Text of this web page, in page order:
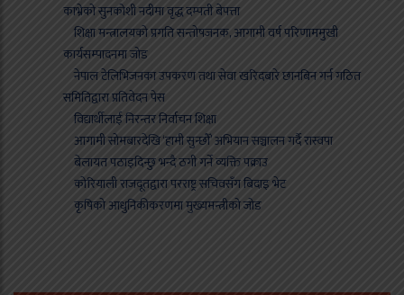
काभ्रेको सुनकोशी नदीमा वृद्ध दम्पती बेपत्ता
शिक्षा मन्त्रालयको प्रगति सन्तोषजनक, आगामी वर्ष परिणाममुखी
कार्यसम्पादनमा जोड
नेपाल टेलिभिजनका उपकरण तथा सेवा खरिदबारे छानबिन गर्न गठित
समितिद्वारा प्रतिवेदन पेस
विद्यार्थीलाई निरन्तर निर्वाचन शिक्षा
आगामी सोमबारदेखि ‘हामी सुन्छौँ’ अभियान सञ्चालन गर्दै रास्वपा
बेलायत पठाइदिन्छु भन्दै ठगी गर्ने व्यक्ति पक्राउ
कोरियाली राजदूतद्वारा परराष्ट्र सचिवसँग बिदाइ भेट
कृषिको आधुनिकीकरणमा मुख्यमन्त्रीको जोड